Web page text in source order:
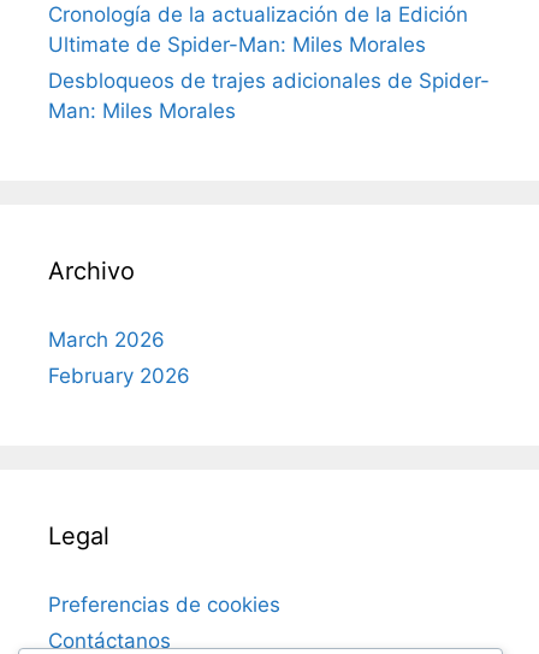
Cronología de la actualización de la Edición
Ultimate de Spider-Man: Miles Morales
Desbloqueos de trajes adicionales de Spider-
Man: Miles Morales
Archivo
March 2026
February 2026
Legal
Preferencias de cookies
Contáctanos